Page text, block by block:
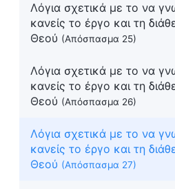
Λόγια σχετικά με το να
κανείς το έργο και τη
Θεού (Απόσπασμα 25)
Λόγια σχετικά με το να
κανείς το έργο και τη
Θεού (Απόσπασμα 26)
Λόγια σχετικά με το να
κανείς το έργο και τη
Θεού (Απόσπασμα 27)